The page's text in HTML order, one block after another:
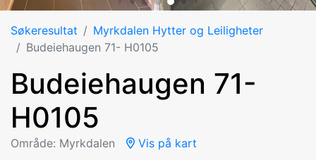
Søkeresultat
Myrkdalen Hytter og Leiligheter
Budeiehaugen 71- H0105
Budeiehaugen 71-
H0105
Område: Myrkdalen Vis på kart